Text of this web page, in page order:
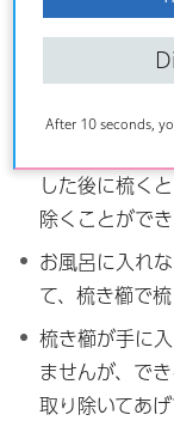
After 10 seconds,
子ども自身の洗
人が洗髪してあげ
毎日の洗髪時
した後に梳く
除くことがで
お風呂に入れ
て、梳き櫛で梳
梳き櫛が手に
ませんが、で
取り除いてあげ